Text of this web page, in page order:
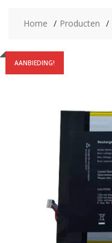
Home Producten
AANBIEDING!